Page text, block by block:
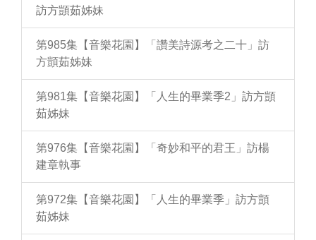
訪方顗茹姊妹
第985集【音樂花園】「讚美詩源考之二十」訪
方顗茹姊妹
第981集【音樂花園】「人生的畢業季2」訪方顗
茹姊妹
第976集【音樂花園】「奇妙和平的君王」訪楊
建章執事
第972集【音樂花園】「人生的畢業季」訪方顗
茹姊妹